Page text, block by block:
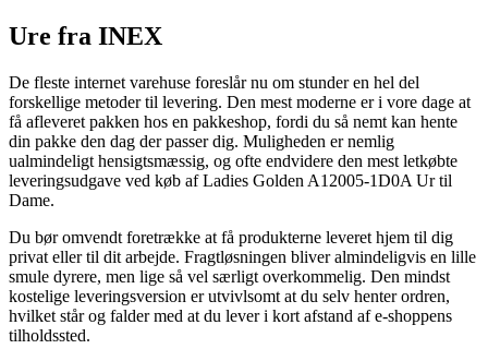
Ure fra INEX
De fleste internet varehuse foreslår nu om stunder en hel del
forskellige metoder til levering. Den mest moderne er i vore dage at
få afleveret pakken hos en pakkeshop, fordi du så nemt kan hente
din pakke den dag der passer dig. Muligheden er nemlig
ualmindeligt hensigtsmæssig, og ofte endvidere den mest letkøbte
leveringsudgave ved køb af Ladies Golden A12005-1D0A Ur til
Dame.
Du bør omvendt foretrække at få produkterne leveret hjem til dig
privat eller til dit arbejde. Fragtløsningen bliver almindeligvis en lille
smule dyrere, men lige så vel særligt overkommelig. Den mindst
kostelige leveringsversion er utvivlsomt at du selv henter ordren,
hvilket står og falder med at du lever i kort afstand af e-shoppens
tilholdssted.